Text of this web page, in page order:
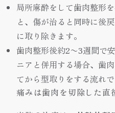
局所麻酔をして歯肉整形
と、傷が治ると同時に後
に取り除きます。
歯肉整形後約2〜3週間で
ニアと併用する場合、歯
てから型取りをする流れで
痛みは歯肉を切除した直